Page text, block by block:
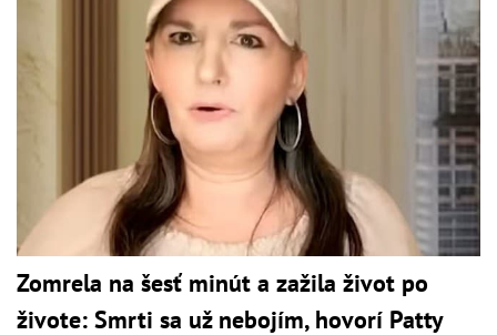
Zomrela na šesť minút a zažila život po
živote: Smrti sa už nebojím, hovorí Patty